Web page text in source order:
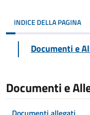
INDICE DELLA PAGINA
Documenti e
Documenti e